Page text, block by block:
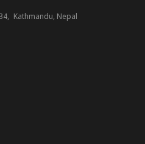
Kathmandu, Nepal